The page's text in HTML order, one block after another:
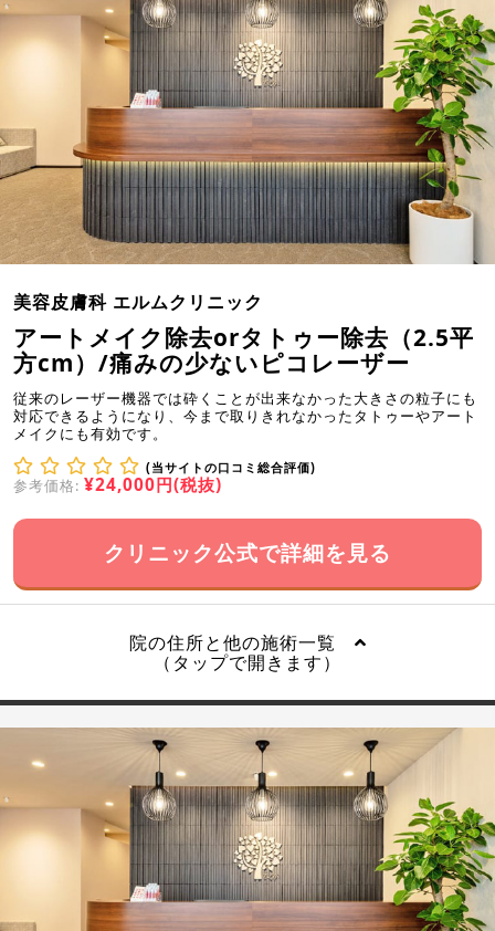
美容皮膚科 エルムクリニック
アートメイク除去orタトゥー除去（2.5平
方cm）/痛みの少ないピコレーザー
従来のレーザー機器では砕くことが出来なかった大きさの粒子にも
対応できるようになり、今まで取りきれなかったタトゥーやアート
メイクにも有効です。
(当サイトの口コミ総合評価)
参考価格: ¥24,000円(税抜)
クリニック公式で詳細を見る
院の住所と他の施術一覧
（タップで開きます）